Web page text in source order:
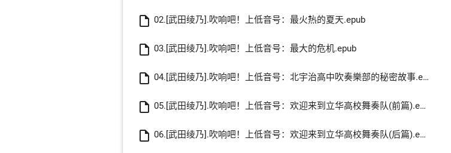
insert_drive_file 02.[武田绫乃].吹响吧！上低音号：最火热的夏天.epub
insert_drive_file 03.[武田绫乃].吹响吧！上低音号：最大的危机.epub
insert_drive_file 04.[武田绫乃].吹响吧！上低音号：北宇治高中吹奏樂部的秘密故事.epub
insert_drive_file 05.[武田绫乃].吹响吧！上低音号：欢迎来到立华高校舞奏队(前篇).epub
insert_drive_file 06.[武田绫乃].吹响吧！上低音号：欢迎来到立华高校舞奏队(后篇).epub